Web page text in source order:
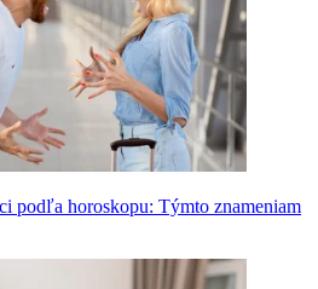
podľa horoskopu: Týmto znameniam